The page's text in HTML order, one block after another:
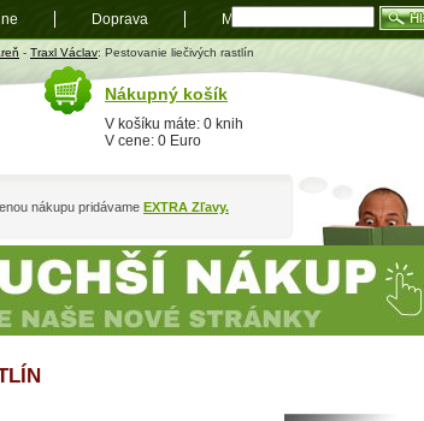
- Traxl Václav: Pestovanie liečivých rastlín
nákupu pridávame EXTRA Zľavy.
Nákupný košík
V košíku máte: 0 knih
V cene: 0 Euro
Doprava Mapa